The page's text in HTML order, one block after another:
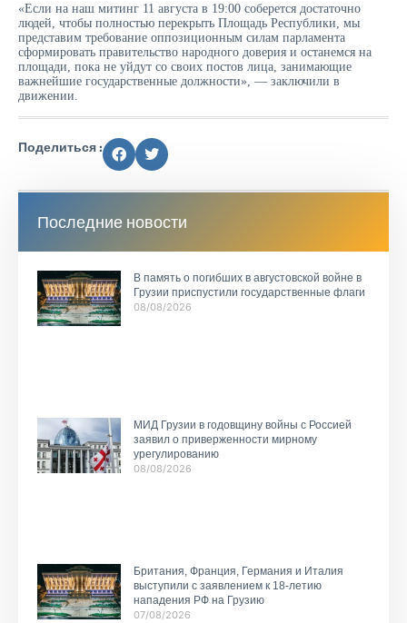
«Если на наш митинг 11 августа в 19:00 соберется достаточно
людей, чтобы полностью перекрыть Площадь Республики, мы
представим требование оппозиционным силам парламента
сформировать правительство народного доверия и останемся на
площади, пока не уйдут со своих постов лица, занимающие
важнейшие государственные должности», — заключили в
движении.
Поделиться :
Последние новости
В память о погибших в августовской войне в
Грузии приспустили государственные флаги
08/08/2026
МИД Грузии в годовщину войны с Россией
заявил о приверженности мирному
урегулированию
08/08/2026
Британия, Франция, Германия и Италия
выступили с заявлением к 18-летию
нападения РФ на Грузию
07/08/2026